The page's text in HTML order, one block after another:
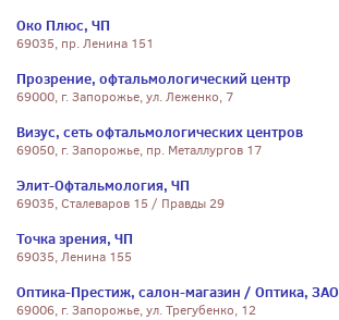
Око Плюс, ЧП
69035, пр. Ленина 151
Прозрение, офтальмологический центр
69000, г. Запорожье, ул. Леженко, 7
Визус, сеть офтальмологических центров
69050, г. Запорожье, пр. Металлургов 17
Элит-Офтальмология, ЧП
69035, Сталеваров 15 / Правды 29
Точка зрения, ЧП
69035, Ленина 155
Оптика-Престиж, салон-магазин / Оптика, ЗАО
69006, г. Запорожье, ул. Трегубенко, 12